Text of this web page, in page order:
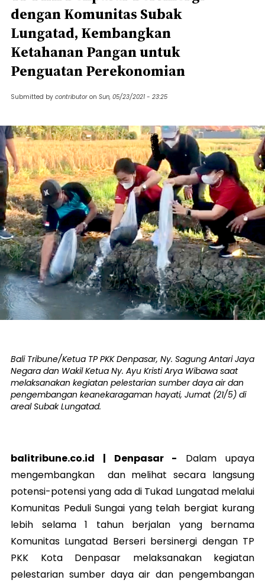
dengan Komunitas Subak
Lungatad, Kembangkan
Ketahanan Pangan untuk
Penguatan Perekonomian
Submitted by contributor on Sun, 05/23/2021 - 23:25
Bali Tribune/Ketua TP PKK Denpasar, Ny. Sagung Antari Jaya
Negara dan Wakil Ketua Ny. Ayu Kristi Arya Wibawa saat
melaksanakan kegiatan pelestarian sumber daya air dan
pengembangan keanekaragaman hayati, Jumat (21/5) di
areal Subak Lungatad.
balitribune.co.id | Denpasar- Dalam upaya
mengembangkan dan melihat secara langsung
potensi-potensi yang ada di Tukad Lungatad melalui
Komunitas Peduli Sungai yang telah bergiat kurang
lebih selama 1 tahun berjalan yang bernama
Komunitas Lungatad Berseri bersinergi dengan TP
PKK Kota Denpasar melaksanakan kegiatan
pelestarian sumber daya air dan pengembangan